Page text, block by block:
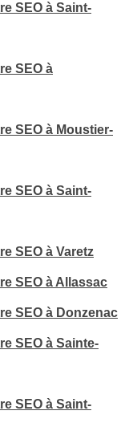
SEO à Saint-
SEO à
SEO à Moustier-
SEO à Saint-
SEO à Varetz
SEO à Allassac
SEO à Donzenac
SEO à Sainte-
SEO à Saint-